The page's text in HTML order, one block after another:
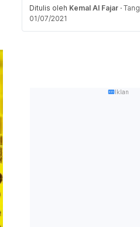
Ditulis oleh Kemal Al Fajar ·
01/07/2021
Iklan